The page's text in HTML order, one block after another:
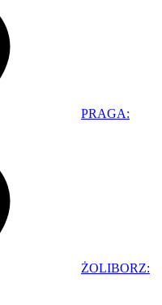
PRAGA:
ŻOLIBORZ: